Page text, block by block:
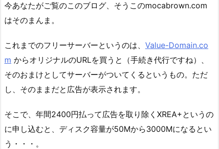
今あなたがご覧のこのブログ、そうこのmocabrown.com
はそのまんま。
これまでのフリーサーバーというのは、 Value-Domain.co
m からオリジナルのURLを買うと（手続き代行ですね）、
そのおまけとしてサーバーがついてくるというもの。ただ
し、そのままだと広告が表示されます。
そこで、年間2400円払って広告を取り除くXREA+というの
に申し込むと、ディスク容量が50Mから3000Mになるとい
う・・・。